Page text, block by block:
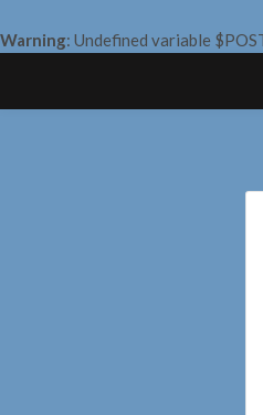
Warning: Undefined variable